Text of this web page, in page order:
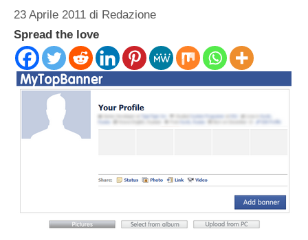
23 Aprile 2011 di Redazione
Spread the love